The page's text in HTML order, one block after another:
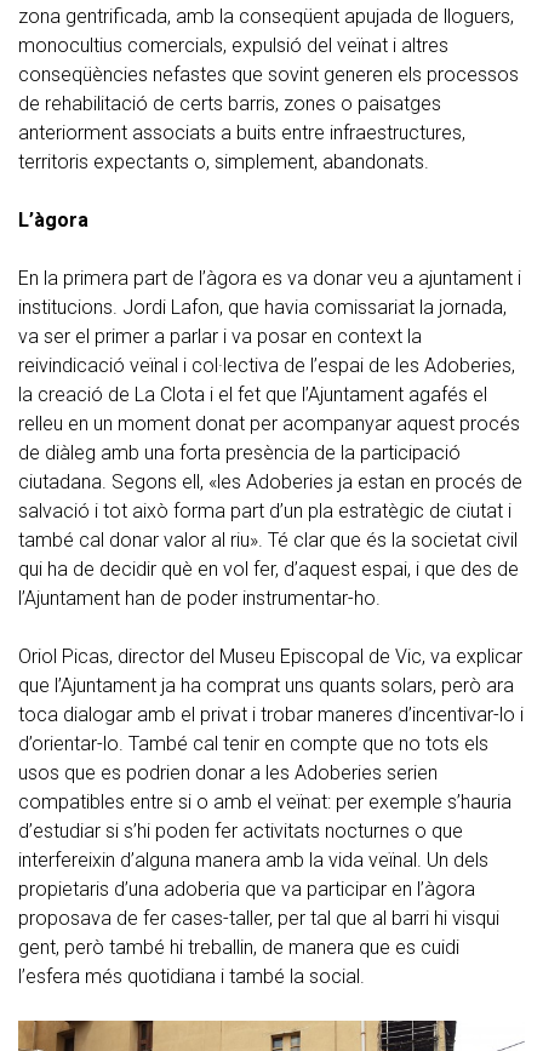
zona gentrificada, amb la conseqüent apujada de lloguers,
monocultius comercials, expulsió del veïnat i altres
conseqüències nefastes que sovint generen els processos
de rehabilitació de certs barris, zones o paisatges
anteriorment associats a buits entre infraestructures,
territoris expectants o, simplement, abandonats.
L’àgora
En la primera part de l’àgora es va donar veu a ajuntament i
institucions. Jordi Lafon, que havia comissariat la jornada,
va ser el primer a parlar i va posar en context la
reivindicació veïnal i col·lectiva de l’espai de les Adoberies,
la creació de La Clota i el fet que l’Ajuntament agafés el
relleu en un moment donat per acompanyar aquest procés
de diàleg amb una forta presència de la participació
ciutadana. Segons ell, «les Adoberies ja estan en procés de
salvació i tot això forma part d’un pla estratègic de ciutat i
també cal donar valor al riu». Té clar que és la societat civil
qui ha de decidir què en vol fer, d’aquest espai, i que des de
l’Ajuntament han de poder instrumentar-ho.
Oriol Picas, director del Museu Episcopal de Vic, va explicar
que l’Ajuntament ja ha comprat uns quants solars, però ara
toca dialogar amb el privat i trobar maneres d’incentivar-lo i
d’orientar-lo. També cal tenir en compte que no tots els
usos que es podrien donar a les Adoberies serien
compatibles entre si o amb el veïnat: per exemple s’hauria
d’estudiar si s’hi poden fer activitats nocturnes o que
interfereixin d’alguna manera amb la vida veïnal. Un dels
propietaris d’una adoberia que va participar en l’àgora
proposava de fer cases-taller, per tal que al barri hi visqui
gent, però també hi treballin, de manera que es cuidi
l’esfera més quotidiana i també la social.